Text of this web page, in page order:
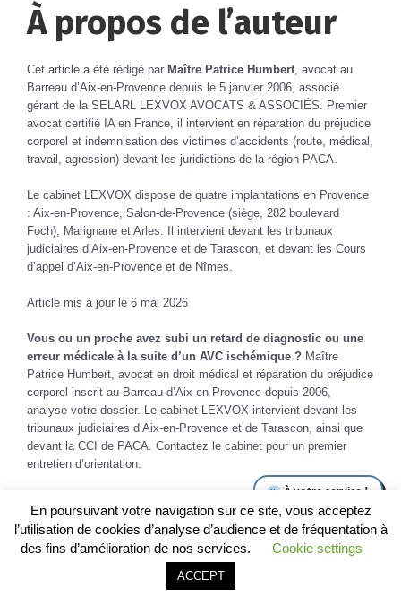
À propos de l’auteur
Cet article a été rédigé par Maître Patrice Humbert avocat au
Barreau d’Aix-en-Provence depuis le 5 janvier 2006 , associé
gérant de la SELARL LEXVOX AVOCATS & ASSOCIÉS. Premier
avocat certifié IA en France, il intervient en réparation du préjudice
corporel et indemnisation des victimes d’accidents (route, médical,
travail, agression) devant les juridictions de la région PACA.
Le cabinet LEXVOX dispose de quatre implantations en Provence
: Aix-en-Provence, Salon-de-Provence (siège, 282 boulevard
Foch), Marignane et Arles. Il intervient devant les tribunaux
judiciaires d’Aix-en-Provence et de Tarascon, et devant les Cours
d’appel d’Aix-en-Provence et de Nîmes.
Article mis à jour le 6 mai 2026
Vous ou un proche avez subi un retard de diagnostic ou une
erreur médicale à la suite d’un AVC ischémique ? Maître
Patrice Humbert, avocat en droit médical et réparation du préjudice
corporel inscrit au Barreau d’Aix-en-Provence depuis 2006,
analyse votre dossier. Le cabinet LEXVOX intervient devant les
tribunaux judiciaires d’Aix-en-Provence et de Tarascon, ainsi que
devant la CCI de PACA. Contactez le cabinet pour un premier
entretien d’orientation.
Catégories :Aix ,dommage corporel Non classé
Avocat
En poursuivant votre navigation sur ce site, vous acceptez
l’utilisation de cookies d’analyse d’audience et de fréquentation à
des fins d’amélioration de nos services.
Cookie settings
ACCEPTÊtre rappelé